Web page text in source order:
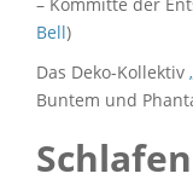
Bell)
Das Deko-Kollektiv
Buntem und
Schlafen